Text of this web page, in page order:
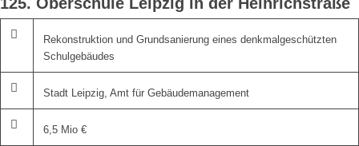
Rekonstruktion und Grundsanierung eines denkmalgeschützten
Schulgebäudes
Stadt Leipzig, Amt für Gebäudemanagement
6,5 Mio €